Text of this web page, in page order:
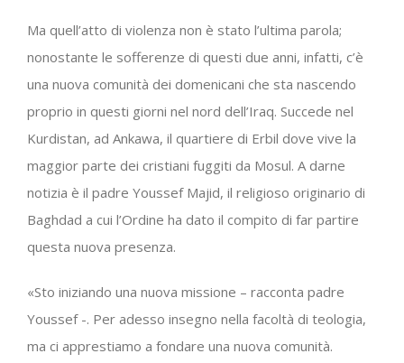
Ma quell’atto di violenza non è stato l’ultima parola;
nonostante le sofferenze di questi due anni, infatti, c’è
una nuova comunità dei domenicani che sta nascendo
proprio in questi giorni nel nord dell’Iraq. Succede nel
Kurdistan, ad Ankawa, il quartiere di Erbil dove vive la
maggior parte dei cristiani fuggiti da Mosul. A darne
notizia è il padre Youssef Majid, il religioso originario di
Baghdad a cui l’Ordine ha dato il compito di far partire
questa nuova presenza.
«Sto iniziando una nuova missione – racconta padre
Youssef -. Per adesso insegno nella facoltà di teologia,
ma ci apprestiamo a fondare una nuova comunità.